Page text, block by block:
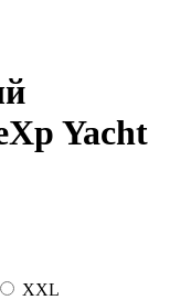
Yacht
XXL